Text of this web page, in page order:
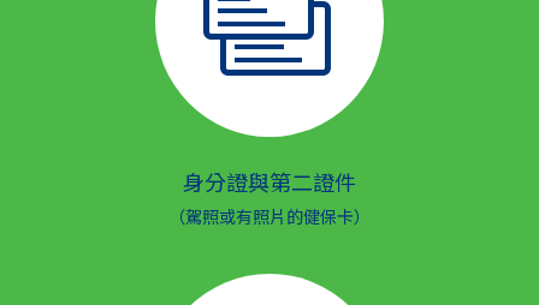
身分證與第二證件
（駕照或有照片的健保卡）